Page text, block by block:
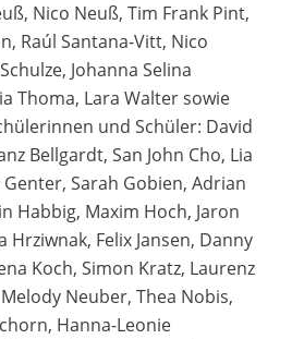
Nico Neuß, Tim Frank Pint,
Raúl Santana-Vitt, Nico
Johanna Selina
Thoma, Lara Walter sowie
und Schüler: David
Bellgardt, San John Cho, Lia
Sarah Gobien, Adrian
Habbig, Maxim Hoch, Jaron
Hrziwnak, Felix Jansen, Danny
Koch, Simon Kratz, Laurenz
Neuber, Thea Nobis,
Hanna-Leonie